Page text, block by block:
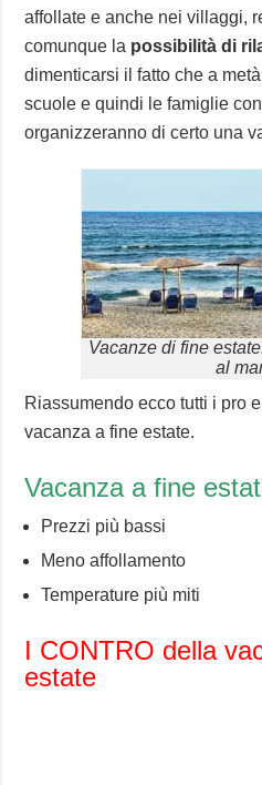
affollate e anche nei villaggi,
comunque la possibilità di
dimenticarsi il fatto che a
scuole e quindi le famiglie
organizzeranno di certo una
Vacanze di fine
al
Riassumendo ecco tutti i pro
vacanza a fine estate.
Vacanza a fine
Prezzi più bassi
Meno affollamento
Temperature più miti
I CONTRO della
estate